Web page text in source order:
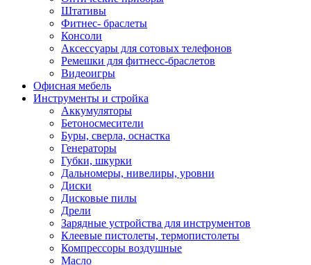
Штативы
Фитнес- браслеты
Консоли
Аксессуары для сотовых телефонов
Ремешки для фитнесс-браслетов
Видеоигры
Офисная мебель
Инструменты и стройка
Аккумуляторы
Бетоносмесители
Буры, сверла, оснастка
Генераторы
Губки, шкурки
Дальномеры, нивелиры, уровни
Диски
Дисковые пилы
Дрели
Зарядные устройства для инструментов
Клеевые пистолеты, термопистолеты
Компрессоры воздушные
Масло